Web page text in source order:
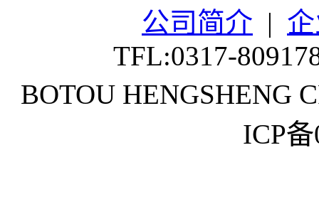
公司简介 |
TFL:0317-
BOTOU HENGSHENG
ICP